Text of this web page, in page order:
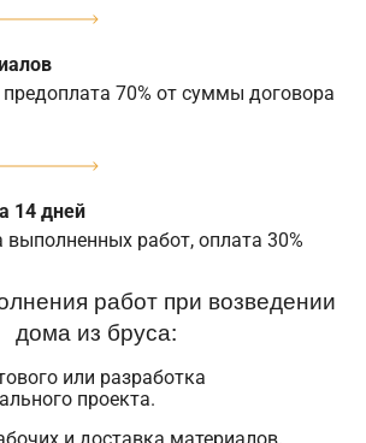
70% от суммы договора
14 дней
выполненных работ, оплата 30%
работ при возведении
дома из бруса:
или разработка
проекта.